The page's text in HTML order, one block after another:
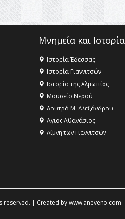
Μνημεία και Ιστορία
Ιστορία Έδεσσας
Ιστορία Γιαννιτσών
Ιστορία της Αλμωπίας
Μουσείο Νερού
Λουτρό Μ. Αλεξάνδρου
Αγιος Αθανάσιος
Λίμνη των Γιαννιτσών
reserved. | Created bywww.aneveno.com